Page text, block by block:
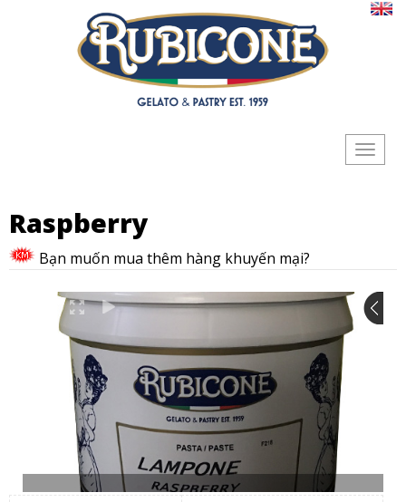
Toggle
Raspberry
Bạn muốn mua thêm hàng khuyến mại?